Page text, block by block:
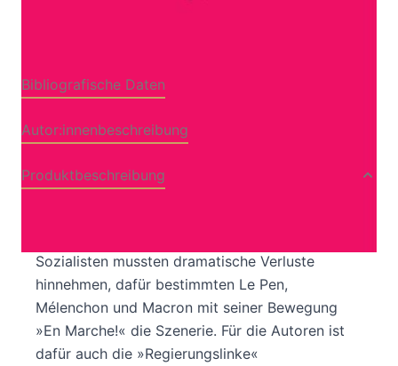
Bibliografische Daten
Autor:innenbeschreibung
Produktbeschreibung
Sozialisten mussten dramatische Verluste
hinnehmen, dafür bestimmten Le Pen,
Mélenchon und Macron mit seiner Bewegung
»En Marche!« die Szenerie. Für die Autoren ist
dafür auch die »Regierungslinke«